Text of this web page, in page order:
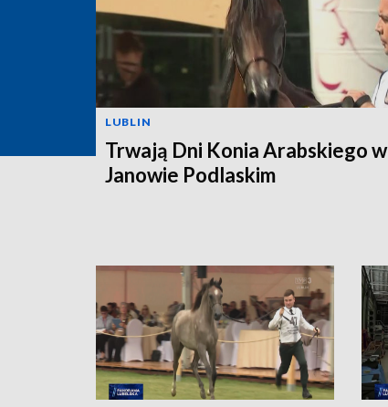
LUBLIN
Trwają Dni Konia Arabskiego w
Janowie Podlaskim